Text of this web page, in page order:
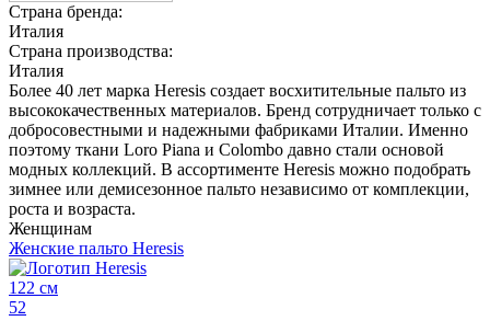
Страна бренда:
Италия
Страна производства:
Италия
Более 40 лет марка Heresis создает восхитительные пальто из
высококачественных материалов. Бренд сотрудничает только с
добросовестными и надежными фабриками Италии. Именно
поэтому ткани Loro Piana и Colombo давно стали основой
модных коллекций. В ассортименте Heresis можно подобрать
зимнее или демисезонное пальто независимо от комплекции,
роста и возраста.
Женщинам
Женские пальто Heresis
122 см
52